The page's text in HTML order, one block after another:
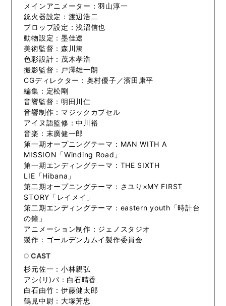
メインアニメーター：羽山淳一
銃火器設定：渡辺浩二
プロップ設定：浅沼信也
動物設定：墨佳遼
美術監督：森川篤
色彩設計：茂木孝浩
撮影監督：戸澤雄一朗
CGディレクター：奥村優子／濱田康平
編集：定松剛
音響監督：明田川仁
音響制作：マジックカプセル
アイヌ語監修：中川裕
音楽：末廣健一郎
第一期オープニングテーマ：MAN WITH A
MISSION「Winding Road」
第一期エンディングテーマ：THE SIXTH
LIE「Hibana」
第二期オープニングテーマ：さユり×MY FIRST
STORY「レイメイ」
第二期エンディングテーマ：eastern youth「時計台
の鐘」
アニメーション制作：ジェノスタジオ
製作：ゴールデンカムイ製作委員会
CAST
杉元佐一：小林親弘
アシ(リ)パ：白石晴香
白石由竹：伊藤健太郎
鶴見中尉：大塚芳忠